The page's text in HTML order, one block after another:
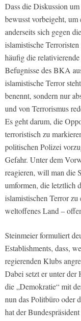
Dass die Diskussion
bewusst vorbeigeht,
anderseits sich gegen
islamistische
häufig die
Befugnisse des BKA
islamistische Terror
benennt, sondern nur
und von Terrorismus
Es geht darum, die
terroristisch zu
politischen Polizei
Gefahr. Unter dem
reagieren, will man die
umformen, die letztlich
islamistischen Terror
weltoffenes Land –
Steinmeier formuliert
Establishments, dass,
regierenden Klubs
Dabei setzt er unter
die „Demokratie“ mit
nun das Politbüro oder
hat der